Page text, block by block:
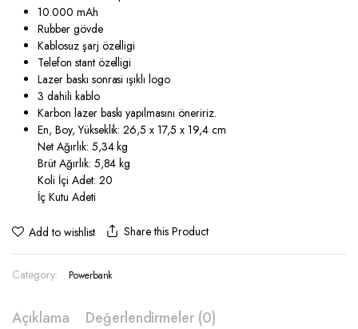
10.000 mAh
Rubber gövde
Kablosuz şarj özelligi
Telefon stant özelligi
Lazer baskı sonrasi ışıklı logo
3 dahili kablo
Karbon lazer baskı yapılmasını öneririz.
En, Boy, Yükseklik: 26,5 x 17,5 x 19,4 cm
Net Ağırlık: 5,34 kg
Brüt Ağırlık: 5,84 kg
Koli İçi Adet: 20
İç Kutu Adeti
Add to wishlist Share this Product
Category: Powerbank
Açıklama Değerlendirmeler (0)